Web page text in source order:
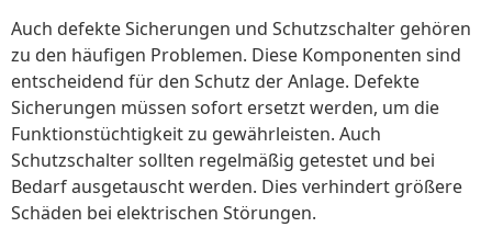
Auch defekte Sicherungen und Schutzschalter gehören
zu den häufigen Problemen. Diese Komponenten sind
entscheidend für den Schutz der Anlage. Defekte
Sicherungen müssen sofort ersetzt werden, um die
Funktionstüchtigkeit zu gewährleisten. Auch
Schutzschalter sollten regelmäßig getestet und bei
Bedarf ausgetauscht werden. Dies verhindert größere
Schäden bei elektrischen Störungen.